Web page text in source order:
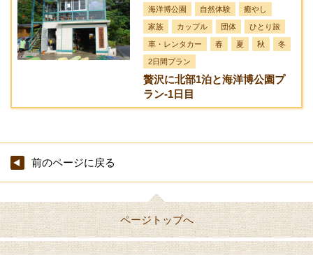
マングローブ＆
太平洋(リバー＆
シーカヤック)
大
人
1
0,
0
0
7,
円
約
5
時
間
10歳以上
マングローブト
レッキング
大
約
1
干潮時のみ
海洋博公園 自然体験 癒やし
家族 カップル 団体 ひとり旅
車・レンタカー 春 夏 秋 冬
2日間プラン
贅沢に北部1泊と海洋博公園プ
ラン-1日目
前のページに戻る
ページトップへ